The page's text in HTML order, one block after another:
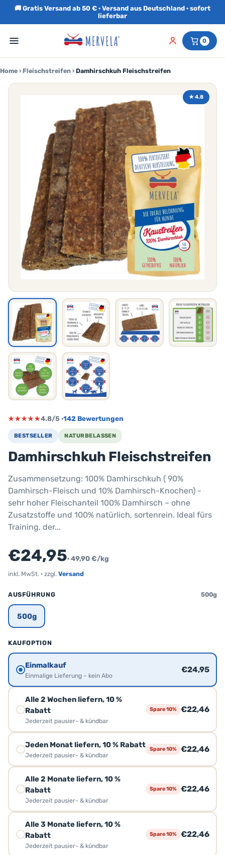
🚚 Gratis Versand ab 50 € · Versand aus Deutschland · sofort
lieferbar
0
Home › Fleischstreifen › Damhirschkuh Fleischstreifen
★ 4.8
★★★★★4.8/5 ·142 Bewertungen
BESTSELLER NATURBELASSEN
Damhirschkuh Fleischstreifen
Zusammensetzung: 100% Damhirschkuh ( 90%
Damhirsch-Fleisch und 10% Damhirsch-Knochen) -
sehr hoher Fleischanteil 100% Damhirsch – ohne
Zusatzstoffe und 100% natürlich, sortenrein. Ideal fürs
Training, der...
€24,95· 49,90 €/kg
inkl. MwSt. · zzgl. Versand
AUSFÜHRUNG 500g
500g
KAUFOPTION
Einmalkauf
Einmalige Lieferung – kein Abo
€24,95
Alle 2 Wochen liefern, 10 %
Rabatt
Jederzeit pausier- & kündbar
Spare 10% €22,46
Jeden Monat liefern, 10 % Rabatt
Jederzeit pausier- & kündbar
Spare 10% €22,46
Alle 2 Monate liefern, 10 %
Rabatt
Jederzeit pausier- & kündbar
Spare 10% €22,46
Alle 3 Monate liefern, 10 %
Rabatt
Jederzeit pausier- & kündbar
Spare 10% €22,46